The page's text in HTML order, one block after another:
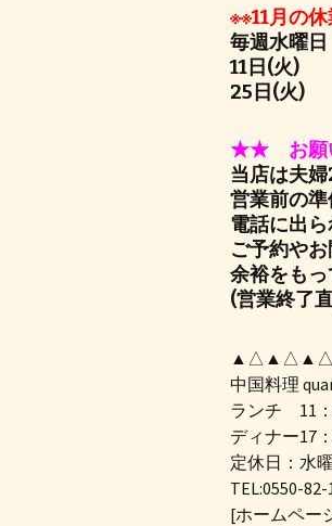
※※11月の
毎週水曜日
11日(火)
25日(火)
★★ お
当店は夫
営業前の
電話に出ら
ご予約や
余裕をもっ
(営業終了
中国料理
ランチ 11：
ディナー17
定休日：水
TEL:0550-82-
[ホームペー